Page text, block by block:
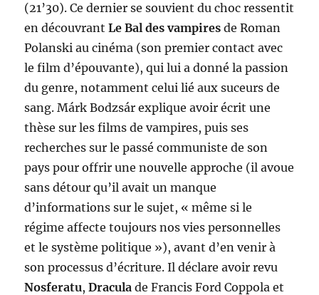
(21’30). Ce dernier se souvient du choc ressentit
en découvrantLe Bal des vampires de Roman
Polanski au cinéma (son premier contact avec
le film d’épouvante), qui lui a donné la passion
du genre, notamment celui lié aux suceurs de
sang. Márk Bodzsár explique avoir écrit une
thèse sur les films de vampires, puis ses
recherches sur le passé communiste de son
pays pour offrir une nouvelle approche (il avoue
sans détour qu’il avait un manque
d’informations sur le sujet, « même si le
régime affecte toujours nos vies personnelles
et le système politique »), avant d’en venir à
son processus d’écriture. Il déclare avoir revu
Nosferatu,Dracula de Francis Ford Coppola et